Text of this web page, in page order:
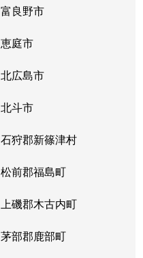
富良野市
恵庭市
北広島市
北斗市
石狩郡新篠津村
松前郡福島町
上磯郡木古内町
茅部郡鹿部町